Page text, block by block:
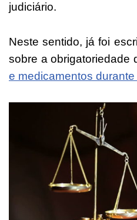
judiciário.
Neste sentido, já foi
sobre a obrigatoriedade
e medicamentos